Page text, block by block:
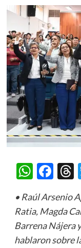
• Raúl Arsenio
Ratia, Magda
Barrena Nájera
hablaron sobre